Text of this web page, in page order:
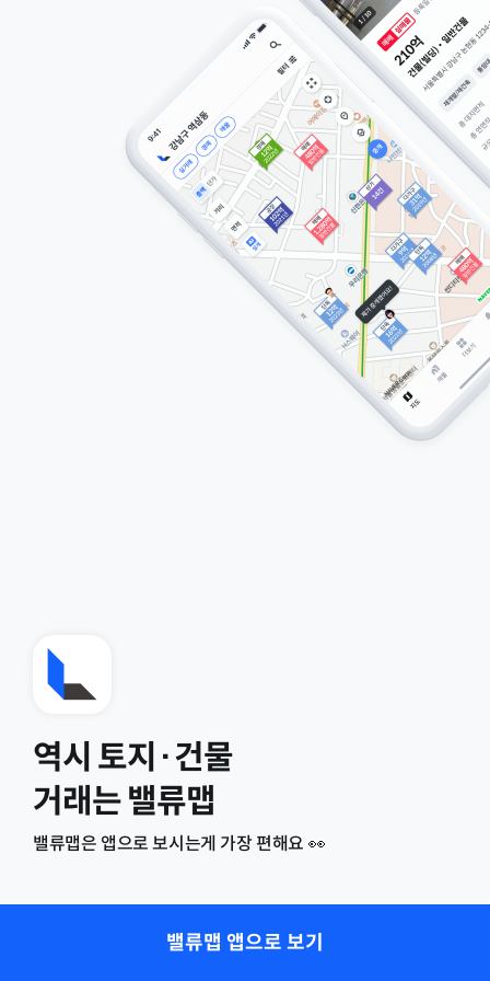
역시 토지·건물
거래는 밸류맵
밸류맵은 앱으로 보시는게 가장 편해요 👀
밸류맵 앱으로 보기